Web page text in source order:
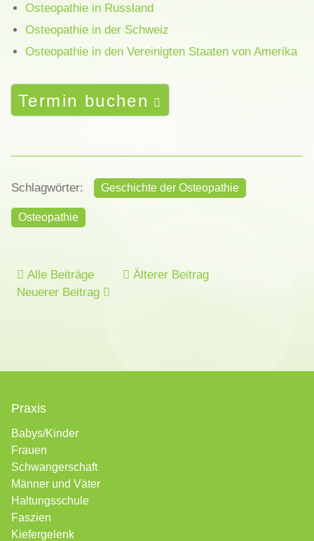
Osteopathie in Russland
Osteopathie in der Schweiz
Osteopathie in den Vereinigten Staaten von Amerika
Termin buchen
Schlagwörter: Geschichte der Osteopathie
Osteopathie
Alle Beiträge
Älterer Beitrag
Neuerer Beitrag
Praxis
Babys/Kinder
Frauen
Schwangerschaft
Männer und Väter
Haltungsschule
Faszien
Kiefergelenk